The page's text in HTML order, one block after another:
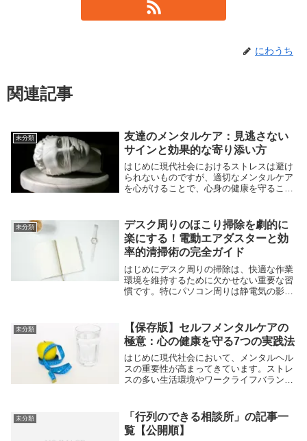
にわうち
関連記事
未分類
友達のメンタルケア：見逃さない
サインと効果的な寄り添い方
はじめに現代社会におけるストレスは避け
られないものですが、適切なメンタルケア
を心がけることで、心身の健康を守ること
記事では、友達のメンタルヘルスケアにつ
いて、さまざ...
未分類
デスク周りのほこり掃除を劇的に
楽にする！電動エアダスターと効
率的清掃術の完全ガイド
はじめにデスク周りの掃除は、快適な作業
環境を維持するために欠かせない重要な習
慣です。特にパソコン周りは静電気の影響
ません。現代のリモートワークが普及した
社会において...
未分類
【保存版】セルフメンタルケアの
極意：心の健康を守る7つの実践法
はじめに現代社会において、メンタルヘル
スの重要性が高まってきています。ストレ
スの多い生活環境やワークライフバランス
でメンタルヘルスを守るための「セルフメ
ンタルケア」...
未分類
「行列のできる相談所」の記事一
覧【公開順】